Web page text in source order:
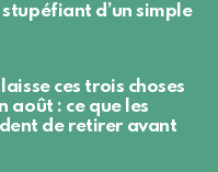
d’un simple
ces trois choses
août : ce que les
de retirer avant